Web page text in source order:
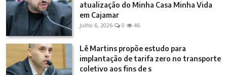
atualização do Minha Casa Minha Vida
em Cajamar
Julho 6, 2026 0 46
Lê Martins propõe estudo para
implantação de tarifa zero no transporte
coletivo aos fins de s